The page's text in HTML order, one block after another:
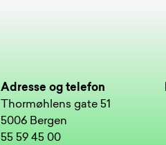
Adresse og telefon
Thormøhlens gate 51
5006 Bergen
55 59 45 00